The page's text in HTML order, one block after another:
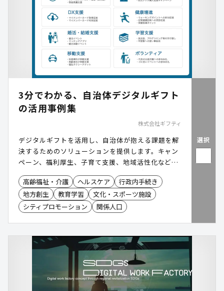
3分でわかる、自治体デジタルギフト
の活用事例集
株式会社ギフティ
デジタルギフトを活用し、自治体が抱える課題を解
決するためのソリューションを提供します。キャン
ペーン、福利厚生、子育て支援、地域活性化など、
さまざまな用途で利用可能です。住民が自由に選べ
るギフト形式を採用しており、配送コスト削減や事
務負担の軽減を実現します。
高齢福祉・介護 ヘルスケア
行政内手続き
地方創生
教育学習
文化・スポーツ施設
シティプロモーション
関係人口
選択